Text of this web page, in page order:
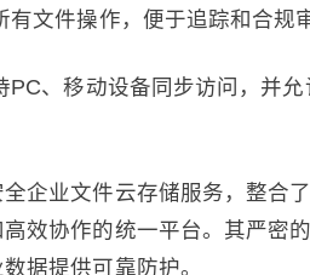
有文件操作，便于追踪和合规
PC、移动设备同步访问，并
企业文件云存储服务，整合
效协作的统一平台。其严密
据提供可靠防护。